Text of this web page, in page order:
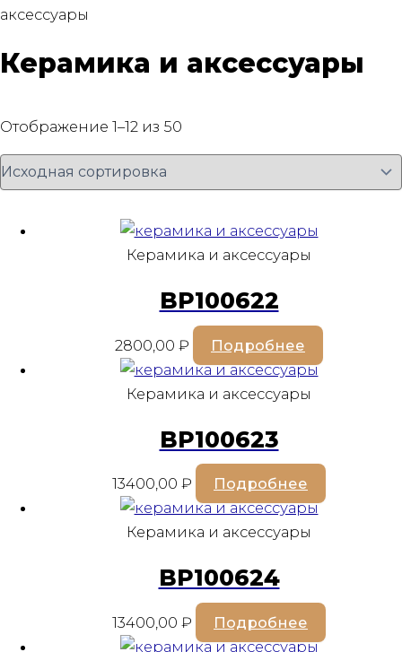
аксессуары
Керамика и аксессуары
Отображение 1–12 из 50
Керамика и аксессуары
BP100622
2800,00 ₽ Подробнее
Керамика и аксессуары
BP100623
13400,00 ₽ Подробнее
Керамика и аксессуары
BP100624
13400,00 ₽ Подробнее